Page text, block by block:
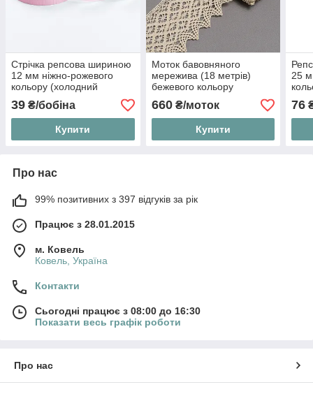
Стрічка репсова шириною
12 мм ніжно-рожевого
кольору (холодний
відтінок), бобіна 23 м
39 ₴/бобіна
Купити
Моток бавовняного
мережива (18 метрів)
бежевого кольору
шириною 8.5 см,
№S133388-02/1
660₴/моток
Купити
25
76
Про нас
99% позитивних з 397 відгуків за рік
Працює з 28.01.2015
м. Ковель
Ковель, Україна
Контакти
Сьогодні працює з 08:00 до 16:30
Показати весь графік роботи
Про нас